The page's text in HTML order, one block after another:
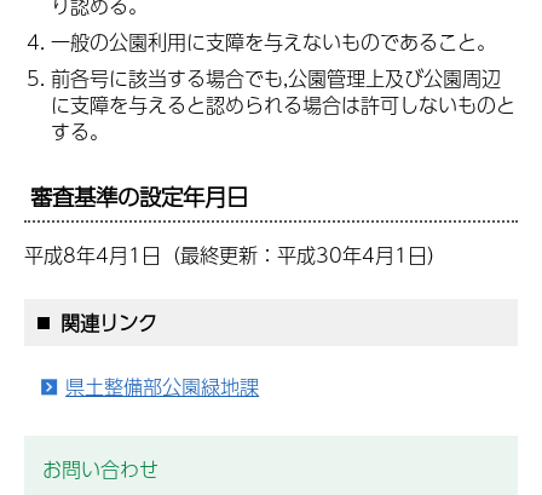
一般の公園利用に支障を与えないものであること。
前各号に該当する場合でも,公園管理上及び公園周辺
に支障を与えると認められる場合は許可しないものと
する。
審査基準の設定年月日
平成8年4月1日（最終更新：平成30年4月1日）
関連リンク
県土整備部公園緑地課
お問い合わせ